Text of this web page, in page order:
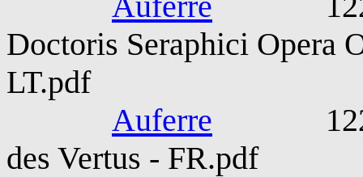
Doctoris Seraphici Opera
LT.pdf
Auferre 1221-
des Vertus - FR.pdf